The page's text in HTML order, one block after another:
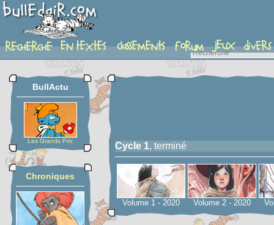
serie
BullActu
Les Grands Prix
Chroniques
Cycle 1, terminé
Volume 1 - 2020 Volume 2 - 2020